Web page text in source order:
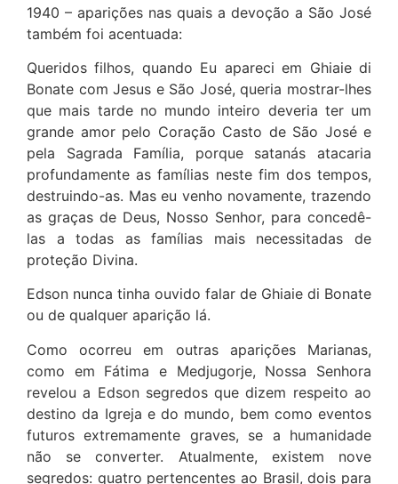
1940 – aparições nas quais a devoção a São José
também foi acentuada:
Queridos filhos, quando Eu apareci em Ghiaie di
Bonate com Jesus e São José, queria mostrar-lhes
que mais tarde no mundo inteiro deveria ter um
grande amor pelo Coração Casto de São José e
pela Sagrada Família, porque satanás atacaria
profundamente as famílias neste fim dos tempos,
destruindo-as. Mas eu venho novamente, trazendo
as graças de Deus, Nosso Senhor, para concedê-
las a todas as famílias mais necessitadas de
proteção Divina.
Edson nunca tinha ouvido falar de Ghiaie di Bonate
ou de qualquer aparição lá.
Como ocorreu em outras aparições Marianas,
como em Fátima e Medjugorje, Nossa Senhora
revelou a Edson segredos que dizem respeito ao
destino da Igreja e do mundo, bem como eventos
futuros extremamente graves, se a humanidade
não se converter. Atualmente, existem nove
segredos: quatro pertencentes ao Brasil, dois para